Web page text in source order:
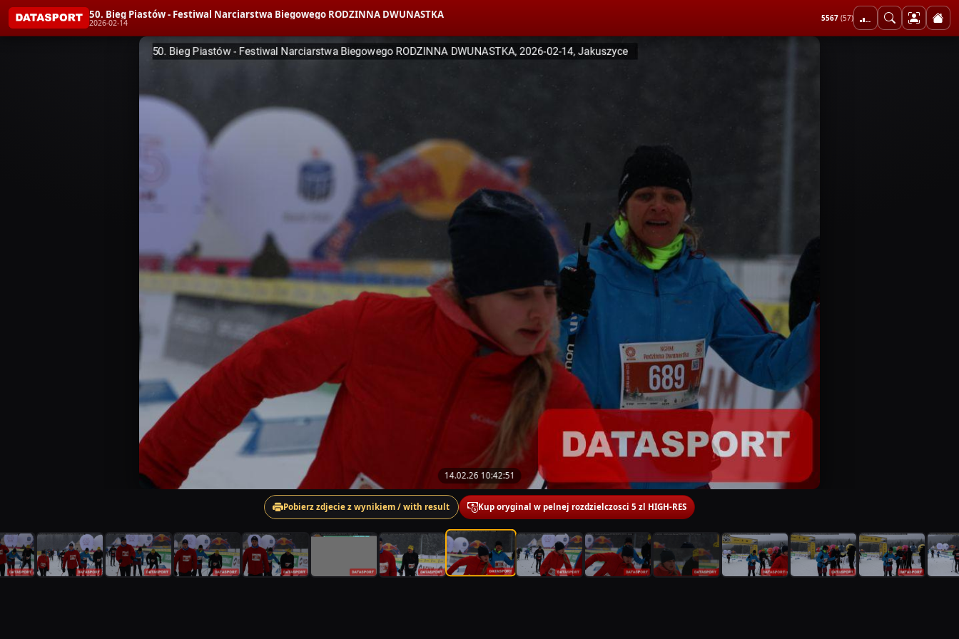
50. Bieg Piastów - Festiwal Narciarstwa Biegowego RODZINNA DWUNASTKA
2026-02-14 5567 (57)
14.02.26 10:42:51
Pobierz zdjecie z wynikiem / with result Kup oryginal w pelnej rozdzielczosci 5 zl HIGH-RES